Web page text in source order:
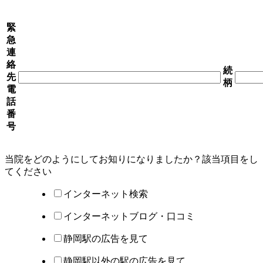
緊
急
連
絡
先
電
話
番
号
続
柄
当院をどのようにしてお知りになりましたか？該当項目を し
てください
インターネット検索
インターネットブログ・口コミ
静岡駅の広告を見て